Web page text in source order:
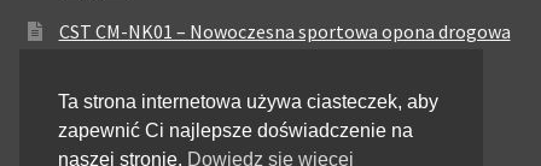
CST CM-NK01 – Nowoczesna sportowa opona drogowa
zrównoważonych osiągach
Pirelli City Demon – Niezawodność w codziennej
Ta strona internetowa używa ciasteczek, aby
zapewnić Ci najlepsze doświadczenie na
naszej stronie. Dowiedz się więcej